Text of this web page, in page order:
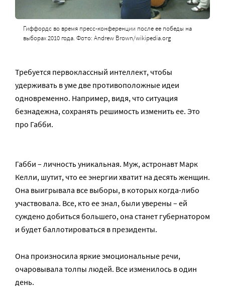
Гиффордс во время пресс-конференции после ее победы на
выборах 2010 года. Фото: Andrew Brown/wikipedia.org
Требуется первоклассный интеллект, чтобы
удерживать в уме две противоположные идеи
одновременно. Например, видя, что ситуация
безнадежна, сохранять решимость изменить ее. Это
про Габби.
Габби – личность уникальная. Муж, астронавт Марк
Келли, шутит, что ее энергии хватит на десять женщин.
Она выигрывала все выборы, в которых когда-либо
участвовала. Все, кто ее знал, были уверены – ей
суждено добиться большего, она станет губернатором
и будет баллотироваться в президенты.
Она произносила яркие эмоциональные речи,
очаровывала толпы людей. Все изменилось в один
день.